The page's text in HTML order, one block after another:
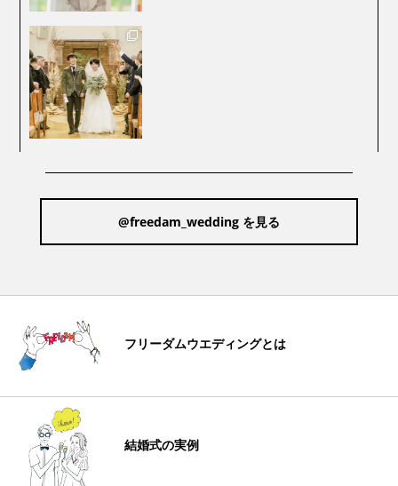
@freedam_wedding を見る
フリーダムウエディングとは
結婚式の実例